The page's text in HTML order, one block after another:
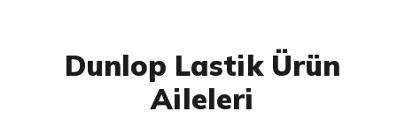
Dunlop Lastik Ürün
Aileleri